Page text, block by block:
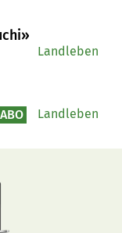
Wie sich dieser
tun kann, ist
Landleben
ABO Landleben